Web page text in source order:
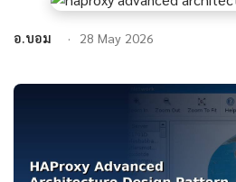
อ.บอม 28 May 2026